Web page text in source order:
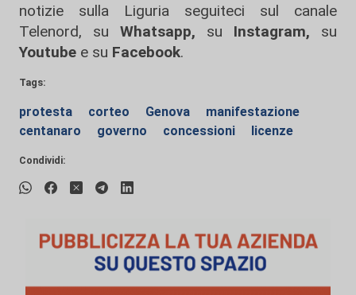
notizie sulla Liguria seguiteci sul canale
Telenord, su
Whatsapp, su Instagram, su
Youtube e su Facebook.
Tags:
protesta corteo Genova
manifestazione
centanaro
governo concessioni licenze
Condividi: